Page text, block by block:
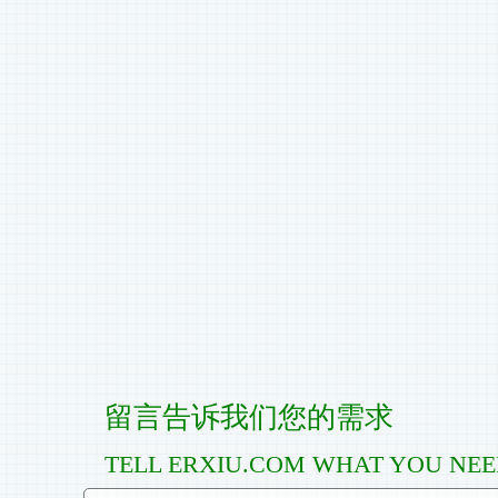
留言告诉我们您的需求
TELL ERXIU.COM WHAT YOU